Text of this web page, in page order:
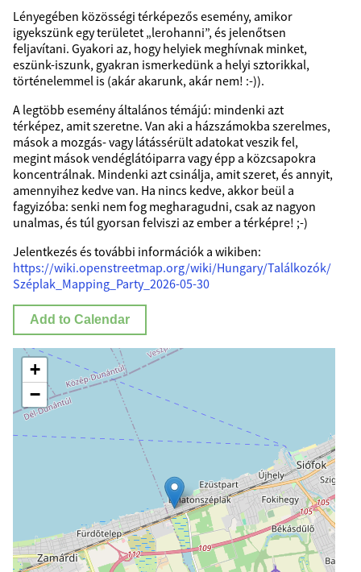
Lényegében közösségi térképezős esemény, amikor
igyekszünk egy területet „lerohanni”, és jelenőtsen
feljavítani. Gyakori az, hogy helyiek meghívnak minket,
eszünk-iszunk, gyakran ismerkedünk a helyi sztorikkal,
történelemmel is (akár akarunk, akár nem! :-)).
A legtöbb esemény általános témájú: mindenki azt
térképez, amit szeretne. Van aki a házszámokba szerelmes,
mások a mozgás- vagy látássérült adatokat veszik fel,
megint mások vendéglátóiparra vagy épp a közcsapokra
koncentrálnak. Mindenki azt csinálja, amit szeret, és annyit,
amennyihez kedve van. Ha nincs kedve, akkor beül a
fagyizóba: senki nem fog megharagudni, csak az nagyon
unalmas, és túl gyorsan felviszi az ember a térképre! ;-)
Jelentkezés és további információk a wikiben:
https://wiki.openstreetmap.org/wiki/Hungary/Találkozók/
Széplak_Mapping_Party_2026-05-30
Add to Calendar
+
−